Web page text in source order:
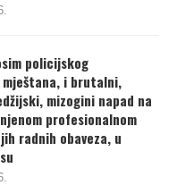
policijskog
i brutalni,
mizogini napad na
profesionalnom
radnih obaveza, u